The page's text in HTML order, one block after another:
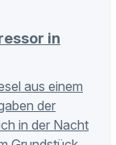
in
aus einem
der
in der Nacht